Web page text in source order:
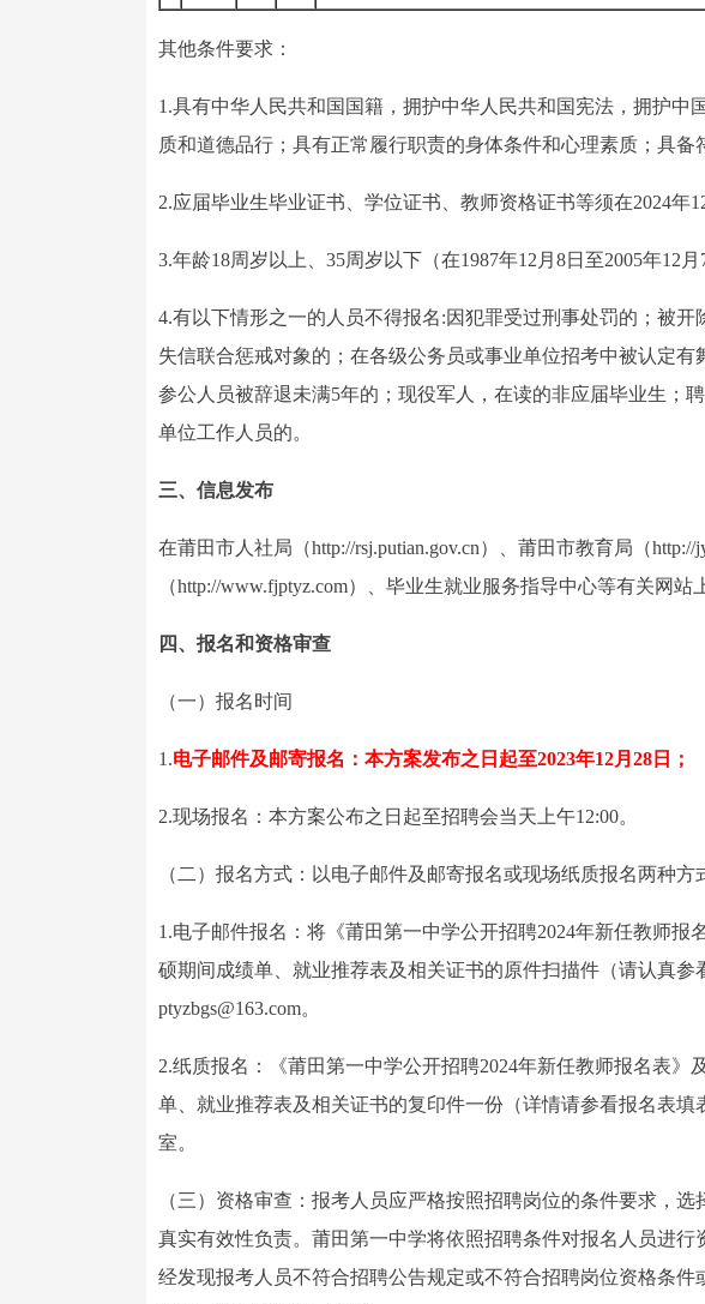
其他条件要求：
1.具有中华人民共和国国籍，拥护中华人民共和国宪法，拥护
质和道德品行；具有正常履行职责的身体条件和心理素质；具备
2.应届毕业生毕业证书、学位证书、教师资格证书等须在2024年
3.年龄18周岁以上、35周岁以下（在1987年12月8日至2005年12月
4.有以下情形之一的人员不得报名:因犯罪受过刑事处罚的；被
失信联合惩戒对象的；在各级公务员或事业单位招考中被认定
参公人员被辞退未满5年的；现役军人，在读的非应届毕业生；
单位工作人员的。
三、信息发布
在莆田市人社局（http://rsj.putian.gov.cn）、莆田市教育局（
（http://www.fjptyz.com）、毕业生就业服务指导中心等有关网站
四、报名和资格审查
（一）报名时间
1.电子邮件及邮寄报名：本方案发布之日起至2023年12月28日；
2.现场报名：本方案公布之日起至招聘会当天上午12:00。
（二）报名方式：以电子邮件及邮寄报名或现场纸质报名两种方
1.电子邮件报名：将《莆田第一中学公开招聘2024年新任教师
硕期间成绩单、就业推荐表及相关证书的原件扫描件（请认真参
ptyzbgs@163.com。
2.纸质报名：《莆田第一中学公开招聘2024年新任教师报名表
单、就业推荐表及相关证书的复印件一份（详情请参看报名表
室。
（三）资格审查：报考人员应严格按照招聘岗位的条件要求，
真实有效性负责。莆田第一中学将依照招聘条件对报名人员进
经发现报考人员不符合招聘公告规定或不符合招聘岗位资格条